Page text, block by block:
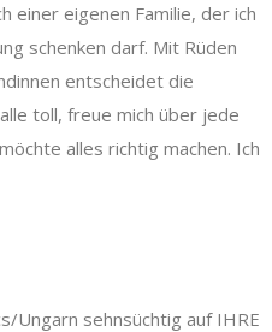
einer eigenen Familie, der ich
schenken darf. Mit Rüden
entscheidet die
toll, freue mich über jede
alles richtig machen. Ich
Ungarn sehnsüchtig auf IHRE